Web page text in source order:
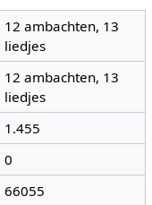
12 ambachten, 13
liedjes
12 ambachten, 13
liedjes
1.455
0
66055